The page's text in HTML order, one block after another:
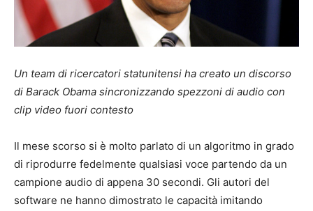
Un team di ricercatori statunitensi ha creato un discorso
di Barack Obama sincronizzando spezzoni di audio con
clip video fuori contesto
Il mese scorso si è molto parlato di un algoritmo in grado
di riprodurre fedelmente qualsiasi voce partendo da un
campione audio di appena 30 secondi. Gli autori del
software ne hanno dimostrato le capacità imitando